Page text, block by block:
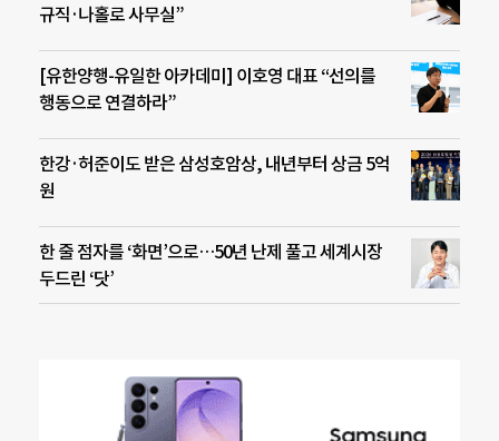
규직·나홀로 사무실”
[유한양행-유일한 아카데미] 이호영 대표 “선의를
행동으로 연결하라”
한강·허준이도 받은 삼성호암상, 내년부터 상금 5억
원
한 줄 점자를 ‘화면’으로…50년 난제 풀고 세계시장
두드린 ‘닷’